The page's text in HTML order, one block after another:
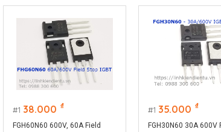
1 38.000 ₫
FGH60N60 600V, 60A Field
1 35.000 ₫
FGH30N60 30A 600V